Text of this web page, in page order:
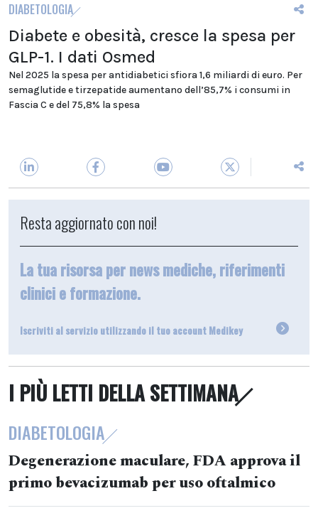
DIABETOLOGIA
Diabete e obesità, cresce la spesa per
GLP-1. I dati Osmed
Nel 2025 la spesa per antidiabetici sfiora 1,6 miliardi di euro. Per
semaglutide e tirzepatide aumentano dell’85,7% i consumi in
Fascia C e del 75,8% la spesa
Resta aggiornato con noi!
La tua risorsa per news mediche, riferimenti
clinici e formazione.
Iscriviti al servizio utilizzando il tuo account Medikey
I PIÙ LETTI DELLA SETTIMANA
DIABETOLOGIA
Degenerazione maculare, FDA approva il
primo bevacizumab per uso oftalmico